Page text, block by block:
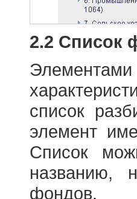
2.2 Список
список
элемент
Список
названию,
фондов.